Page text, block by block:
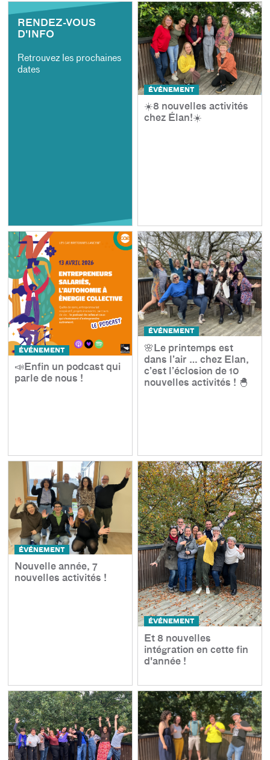
RENDEZ-VOUS
D'INFO
Retrouvez les prochaines
dates
ÉVÉNEMENT
☀️8 nouvelles activités
chez Élan!☀️
ÉVÉNEMENT
📣Enfin un podcast qui
parle de nous !
ÉVÉNEMENT
🌸Le printemps est
dans l’air … chez Elan,
c’est l’éclosion de 10
nouvelles activités ! 🐣
ÉVÉNEMENT
Nouvelle année, 7
nouvelles activités !
ÉVÉNEMENT
Et 8 nouvelles
intégration en cette fin
d'année !